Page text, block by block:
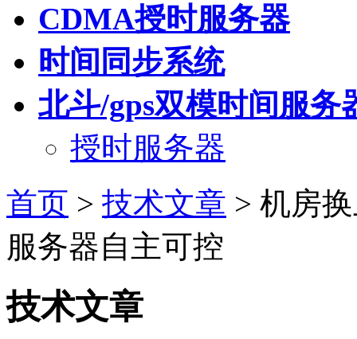
CDMA授时服务器
时间同步系统
北斗/gps双模时间服务
授时服务器
首页 > 技术文章 > 机房
服务器自主可控
技术文章